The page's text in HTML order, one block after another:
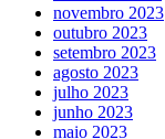
novembro 2023
outubro 2023
setembro 2023
agosto 2023
julho 2023
junho 2023
maio 2023